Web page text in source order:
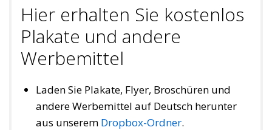
Hier erhalten Sie kostenlos
Plakate und andere
Werbemittel
Laden Sie Plakate, Flyer, Broschüren und
andere Werbemittel auf Deutsch herunter
aus unserem Dropbox-Ordner.